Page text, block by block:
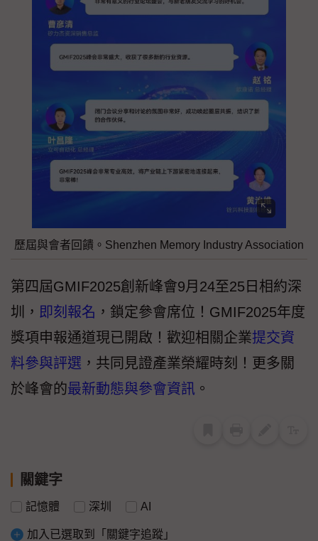
歷屆與會者回饋。Shenzhen Memory Industry Association
第四屆GMIF2025創新峰會9月24至25日相約深
圳， 即刻報名 ，鎖定參會席位！GMIF2025年度
獎項申報通道現已開啟！歡迎相關企業提交資
料參與評選 ，共同見證產業榮耀時刻！更多關
於峰會的最新動態與參會資訊 。
關鍵字
記憶體 深圳 AI
加入已選取到「關鍵字追蹤」